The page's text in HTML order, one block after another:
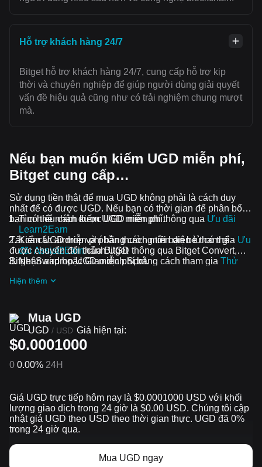
Hỗ trợ khách hàng 24/7
Bitget hỗ trợ khách hàng 24/7, cung cấp hỗ trợ kịp
thời và chuyên nghiệp để giúp người dùng giải quyết
vấn đề hiệu quả cũng như có trải nghiệm chung mượt
mà.
Nếu bạn muốn kiếm UGD miễn phí,
Bitget cung cấp…
Sử dụng tiền thật để mua UGD không phải là cách duy
nhất để có được UGD. Nếu bạn có thời gian để phân bổ,
bạn có thể nhận được UGD miễn phí.
Tìm hiểu cách kiếm UGD miễn phí thông qua Ưu đãi
Learn2Earn
Kiếm UGD miễn phí bằng cách mời bạn bè tham gia Ưu
đãi Assist2Earncủa Bitget
Nhận airdrop UGD miễn phí bằng cách tham gia Thử
Tất cả các airdrop và phần thưởng tiền điện tử có thể
được chuyển đổi thành UGD thông qua Bitget Convert,
Bitget Swap hoặc Giao dịch Spot.
Hiện thêm
Mua UGD
UGD / USD Giá hiện tại:
$0.0001000
0 0.00% 24H
Giá UGD trực tiếp hôm nay là $0.0001000 USD với khối
lượng giao dịch trong 24 giờ là $0.00 USD. Chúng tôi cập
nhật giá UGD theo USD theo thời gian thực. UGD đã 0%
trong 24 giờ qua.
Mua UGD ngay